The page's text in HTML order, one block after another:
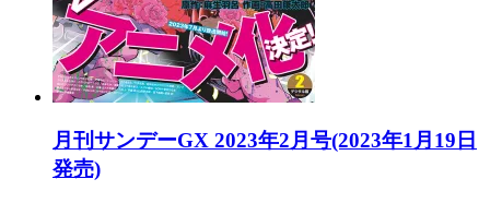
月刊サンデーGX 2023年2月号(2023年1月19日
発売)